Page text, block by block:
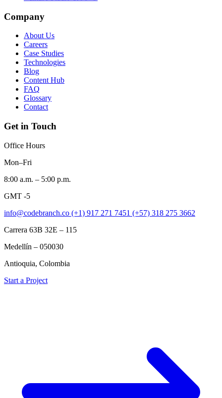
Company
About Us
Careers
Case Studies
Technologies
Blog
Content Hub
FAQ
Glossary
Contact
Get in Touch
Office Hours
Mon–Fri
8:00 a.m. – 5:00 p.m.
GMT -5
info@codebranch.co (+1) 917 271 7451 (+57) 318 275 3662
Carrera 63B 32E – 115
Medellín – 050030
Antioquia, Colombia
Start a Project